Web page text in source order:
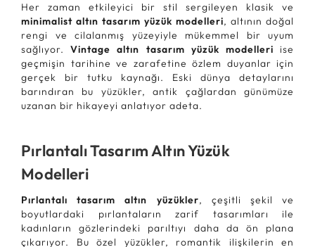
Her zaman etkileyici bir stil sergileyen klasik ve
minimalist altın tasarım yüzük modelleri, altının doğal
rengi ve cilalanmış yüzeyiyle mükemmel bir uyum
sağlıyor.Vintage altın tasarım yüzük modelleri ise
geçmişin tarihine ve zarafetine özlem duyanlar için
gerçek bir tutku kaynağı. Eski dünya detaylarını
barındıran bu yüzükler, antik çağlardan günümüze
uzanan bir hikayeyi anlatıyor adeta.
Pırlantalı Tasarım Altın Yüzük
Modelleri
Pırlantalı tasarım altın yüzükler, çeşitli şekil ve
boyutlardaki pırlantaların zarif tasarımları ile
kadınların gözlerindeki parıltıyı daha da ön plana
çıkarıyor. Bu özel yüzükler, romantik ilişkilerin en